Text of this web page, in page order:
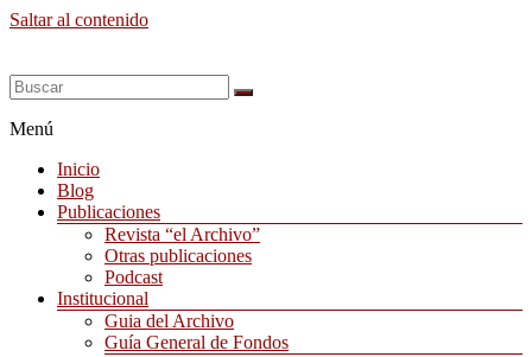
Saltar al contenido
Menú
Inicio
Blog
Publicaciones
Revista “el Archivo”
Otras publicaciones
Podcast
Institucional
Guia del Archivo
Guía General de Fondos